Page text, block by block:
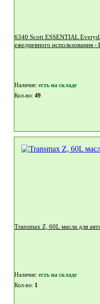
6340 Scott ESSENTIAL Everyday Use Пенное моющее средство для рук для
Наличие: eсть на складе
Кол-во: 49
Transmax Z, 60L масла для
Наличие: eсть на складе
Кол-во: 1